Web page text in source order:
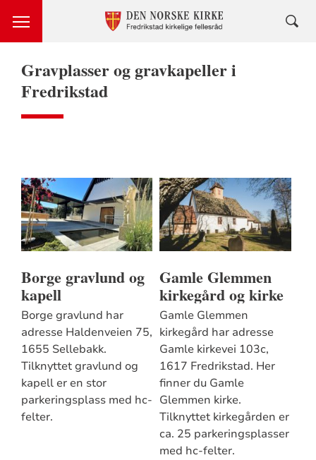
Gravplasser og gravkapeller i
Fredrikstad
Borge gravlund og
kapell
Borge gravlund har
adresse Haldenveien 75,
1655 Sellebakk.
Tilknyttet gravlund og
kapell er en stor
parkeringsplass med hc-
felter.
Gamle Glemmen
kirkegård og kirke
Gamle Glemmen
kirkegård har adresse
Gamle kirkevei 103c,
1617 Fredrikstad. Her
finner du Gamle
Glemmen kirke.
Tilknyttet kirkegården er
ca. 25 parkeringsplasser
med hc-felter.